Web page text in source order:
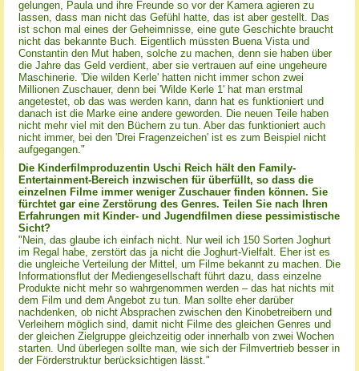
gelungen, Paula und ihre Freunde so vor der Kamera agieren zu
lassen, dass man nicht das Gefühl hatte, das ist aber gestellt. Das
ist schon mal eines der Geheimnisse, eine gute Geschichte braucht
nicht das bekannte Buch. Eigentlich müssten Buena Vista und
Constantin den Mut haben, solche zu machen, denn sie haben über
die Jahre das Geld verdient, aber sie vertrauen auf eine ungeheure
Maschinerie. 'Die wilden Kerle' hatten nicht immer schon zwei
Millionen Zuschauer, denn bei 'Wilde Kerle 1' hat man erstmal
angetestet, ob das was werden kann, dann hat es funktioniert und
danach ist die Marke eine andere geworden. Die neuen Teile haben
nicht mehr viel mit den Büchern zu tun. Aber das funktioniert auch
nicht immer, bei den 'Drei Fragenzeichen' ist es zum Beispiel nicht
aufgegangen."
Die Kinderfilmproduzentin Uschi Reich hält den Family-
Entertainment-Bereich inzwischen für überfüllt, so dass die
einzelnen Filme immer weniger Zuschauer finden können. Sie
fürchtet gar eine Zerstörung des Genres. Teilen Sie nach Ihren
Erfahrungen mit Kinder- und Jugendfilmen diese pessimistische
Sicht?
"Nein, das glaube ich einfach nicht. Nur weil ich 150 Sorten Joghurt
im Regal habe, zerstört das ja nicht die Joghurt-Vielfalt. Eher ist es
die ungleiche Verteilung der Mittel, um Filme bekannt zu machen. Die
Informationsflut der Mediengesellschaft führt dazu, dass einzelne
Produkte nicht mehr so wahrgenommen werden – das hat nichts mit
dem Film und dem Angebot zu tun. Man sollte eher darüber
nachdenken, ob nicht Absprachen zwischen den Kinobetreibern und
Verleihern möglich sind, damit nicht Filme des gleichen Genres und
der gleichen Zielgruppe gleichzeitig oder innerhalb von zwei Wochen
starten. Und überlegen sollte man, wie sich der Filmvertrieb besser in
der Förderstruktur berücksichtigen lässt."